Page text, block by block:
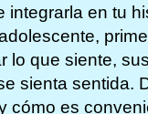
integrarla en tu
lo que siente,
sienta sentida.
cómo es